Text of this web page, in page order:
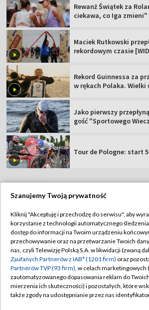
Rewanż Świątek za
ciekawa, co Iga zmieni"
Maciek Rutkowski
rekordowym czasie
Rekord Guinnessa za
w rękach Polaka. Wielki
Jako pierwszy
gość "Sportowego
Tour de Pologne: start
Abonament TVP
Sklep TVP
Biuro Reklamy
Oferta Handlowa
Telegazeta
Regulamin TVP
Polityka
Moje zgody
Biuro reklamy
Kontakt
Szanujemy Twoją prywatność
Kliknij "Akceptuję i przechodzę do serwisu", aby
korzystanie z technologii automatycznego
dostęp do informacji na Twoim urządzeniu
przechowywanie oraz na przetwarzanie Twoich
nas, czyli Telewizję Polską S.A. w likwidacji (zwaną
Zaufanych Partnerów z IAB* (1201 firm) oraz
Partnerów TVP (93 firm), w celach marketingowych
zautomatyzowanego dopasowania reklam do
mierzenia ich skuteczności) i pozostałych, które
także zgody na udostępnianie przez nas